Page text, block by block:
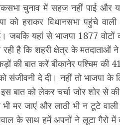
चुनाव में सहज नहीं पाई और
हराकर विधानसभा पहुंचे वाली
जबकि यहां से भाजपा 1877 वोटों
है कि शहरी क्षेत्र के मतदाताओं ने
की बात करें बीकानेर पश्चिम की
संजीवनी दे दी। नहीं तो भाजपा के
इस बात को लेकर चर्चा जोर शोर से
मर जाएं और लाठी भी न टूटे
के साथ हमें अपनों ने लूटा गैरो